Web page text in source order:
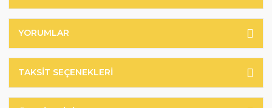
YORUMLAR
TAKSIT SEÇENEKLERI